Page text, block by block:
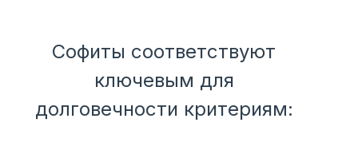
Софиты соответствуют
ключевым для
долговечности критериям: